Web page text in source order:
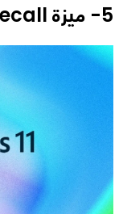
5- ميزة Windows Recall